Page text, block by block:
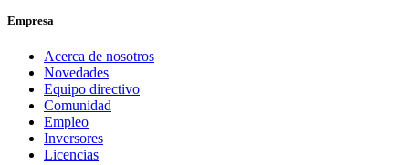
Empresa
Acerca de nosotros
Novedades
Equipo directivo
Comunidad
Empleo
Inversores
Licencias